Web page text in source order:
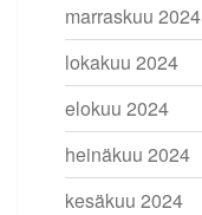
marraskuu 2024
lokakuu 2024
elokuu 2024
heinäkuu 2024
kesäkuu 2024